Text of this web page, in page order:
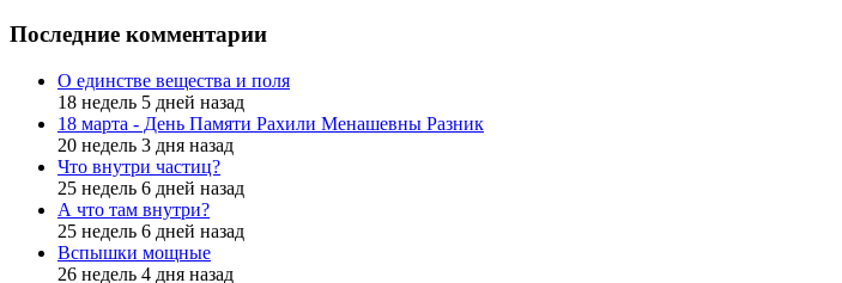
Последние комментарии
О единстве вещества и поля
18 недель 5 дней назад
18 марта - День Памяти Рахили Менашевны Разник
20 недель 3 дня назад
Что внутри частиц?
25 недель 6 дней назад
А что там внутри?
25 недель 6 дней назад
Вспышки мощные
26 недель 4 дня назад